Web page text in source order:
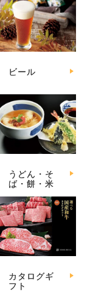
ビール
うどん・そ
ば・餅・米
カタログギ
フト